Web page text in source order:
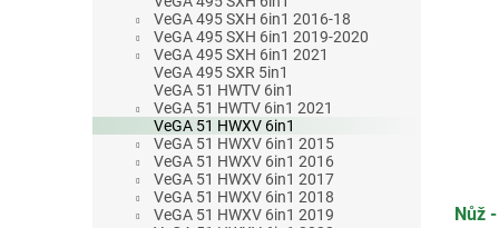
VeGA 495 SXH 6in1 2016-18
VeGA 495 SXH 6in1 2019-2020
VeGA 495 SXH 6in1 2021
VeGA 495 SXR 5in1
VeGA 51 HWTV 6in1
VeGA 51 HWTV 6in1 2021
VeGA 51 HWXV 6in1
VeGA 51 HWXV 6in1 2015
VeGA 51 HWXV 6in1 2016
VeGA 51 HWXV 6in1 2017
VeGA 51 HWXV 6in1 2018
VeGA 51 HWXV 6in1 2019
Nůž